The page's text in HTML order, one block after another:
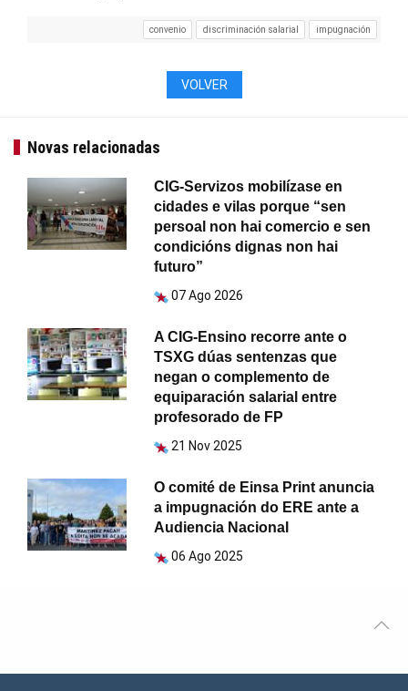
convenio discriminación salarial impugnación
VOLVER
Novas relacionadas
CIG-Servizos mobilízase en
cidades e vilas porque “sen
persoal non hai comercio e sen
condicións dignas non hai
futuro”
07 Ago 2026
A CIG-Ensino recorre ante o
TSXG dúas sentenzas que
negan o complemento de
equiparación salarial entre
profesorado de FP
21 Nov 2025
O comité de Einsa Print anuncia
a impugnación do ERE ante a
Audiencia Nacional
06 Ago 2025